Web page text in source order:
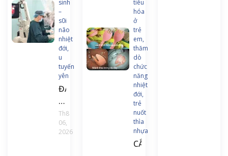
sinh
–
s0i
não
nhiệt
đới,
u
tuyến
yên
ĐAU
ĐẦU
KÉO
DÀI,
NGƯỜI
Th8
06,
2026
tiêu
hóa
ở
trẻ
em,
thăm
dò
chức
năng
nhiệt
đới,
trẻ
nuốt
thìa
nhựa
CẮN